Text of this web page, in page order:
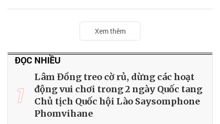
Xem thêm
ĐỌC NHIỀU
1
Lâm Đồng treo cờ rủ, dừng các hoạt
động vui chơi trong 2 ngày Quốc tang
Chủ tịch Quốc hội Lào Saysomphone
Phomvihane